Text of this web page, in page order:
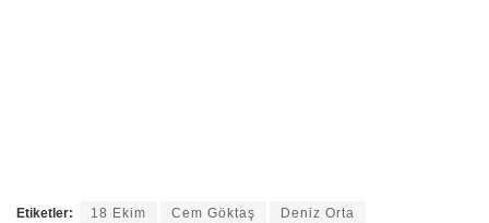
Etiketler: 18 Ekim Cem Göktaş Deniz Orta